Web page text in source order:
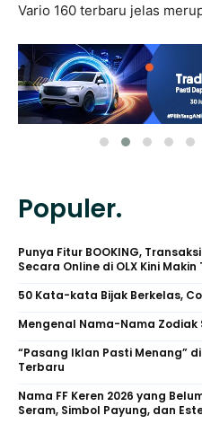
Vario 160 terbaru jelas
Populer.
Punya Fitur BOOKING,
Secara Online di OLX Kini
50 Kata-kata Bijak Berkelas,
Mengenal Nama-Nama
“Pasang Iklan Pasti Menang”
Terbaru
Nama FF Keren 2026 yang
Seram, Simbol Payung, dan